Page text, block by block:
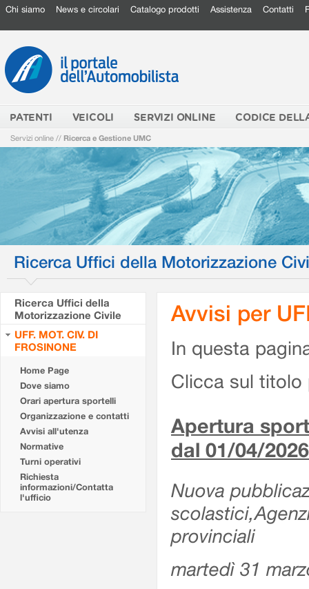
Chi siamo News e circolari Catalogo prodotti Assistenza Contatti
PATENTI VEICOLI SERVIZI ONLINE CODICE
Servizi online // Ricerca e Gestione UMC
Ricerca Uffici della Motorizzazione
Ricerca Uffici della
Motorizzazione Civile
UFF. MOT. CIV. DI
FROSINONE
Home Page
Dove siamo
Orari apertura sportelli
Organizzazione e contatti
Avvisi all'utenza
Normative
Turni operativi
Richiesta
informazioni/Contatta
l'ufficio
Avvisi per
In questa
Clicca sul titolo
Apertura
dal 01/04/2026
Nuova
provinciali
martedì 31